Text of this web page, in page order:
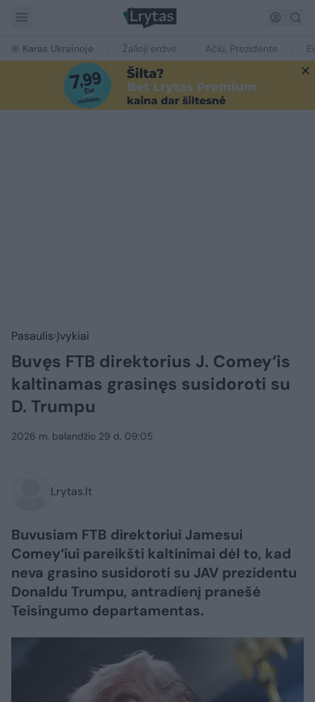
Karas Ukrainoje Žalioji erdvė Ačiū, Prezidente
Pasaulis Įvykiai
Buvęs FTB direktorius J. Comey‘is
kaltinamas grasinęs susidoroti su
D. Trumpu
2026 m. balandžio 29 d. 09:05
Lrytas.lt
Buvusiam FTB direktoriui Jamesui
Comey‘iui pareikšti kaltinimai dėl to, kad
neva grasino susidoroti su JAV prezidentu
Donaldu Trumpu, antradienį pranešė
Teisingumo departamentas.